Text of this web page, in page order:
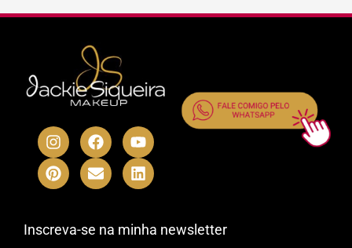
I
n
s
t
a
r
F
a
c
e
b
o
Y
o
u
t
u
e
P
i
n
t
e
e
E
n
v
e
l
p
L
i
n
k
e
i
Inscreva-se na minha newsletter